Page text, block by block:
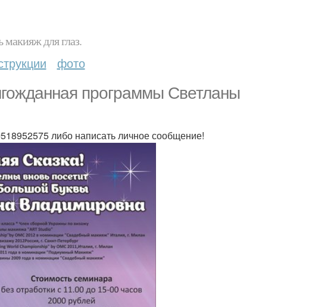
макияж для глаз.
фото
программы Светланы
либо написать личное сообщение!